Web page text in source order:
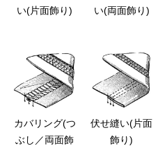
い(片面飾り)
い(両面飾り)
カバリング(つ
ぶし／両面飾
伏せ縫い(片面
飾り)